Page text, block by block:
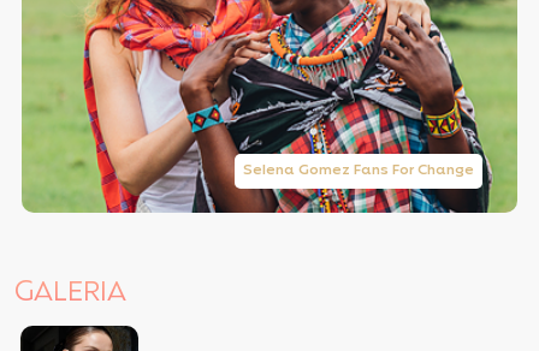
Selena Gomez Fans For Change
GALERIA